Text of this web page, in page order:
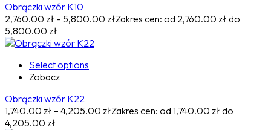
Obrączki wzór K10
2,760.00 zł – 5,800.00 złZakres cen: od 2,760.00 zł do
5,800.00 zł
Select options
Zobacz
Obrączki wzór K22
1,740.00 zł – 4,205.00 złZakres cen: od 1,740.00 zł do
4,205.00 zł